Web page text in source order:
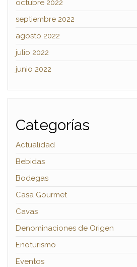
octubre 2022
septiembre 2022
agosto 2022
julio 2022
junio 2022
Categorías
Actualidad
Bebidas
Bodegas
Casa Gourmet
Cavas
Denominaciones de Origen
Enoturismo
Eventos